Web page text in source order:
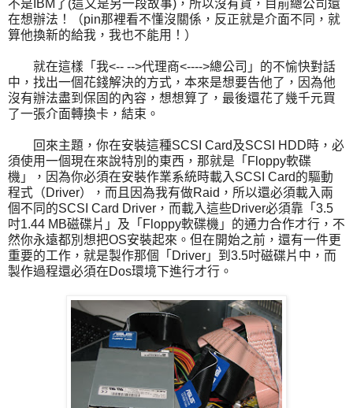
不是IBM了(這又是另一段故事)，所以沒有貨，目前總公司還
在想辦法！（pin那裡看不懂沒關係，反正就是介面不同，就
算他換新的給我，我也不能用！）
就在這樣「我<-- -->代理商<---->總公司」的不愉快對話
中，找出一個花錢解決的方式，本來是想要告他了，因為他
沒有辦法盡到保固的內容，想想算了，最後還花了幾千元買
了一張介面轉換卡，結束。
回來主題，你在安裝這種SCSI Card及SCSI HDD時，必
須使用一個現在來說特別的東西，那就是「Floppy軟碟
機」，因為你必須在安裝作業系統時載入SCSI Card的驅動
程式（Driver），而且因為我有做Raid，所以還必須載入兩
個不同的SCSI Card Driver，而載入這些Driver必須靠「3.5
吋1.44 MB磁碟片」及「Floppy軟碟機」的通力合作才行，不
然你永遠都別想把OS安裝起來。但在開始之前，還有一件更
重要的工作，就是製作那個「Driver」到3.5吋磁碟片中，而
製作過程還必須在Dos環境下進行才行。